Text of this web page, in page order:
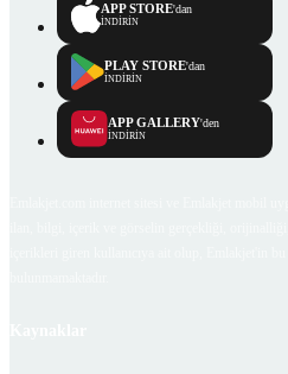
APP STORE'dan
İNDİRİN
PLAY STORE'dan
İNDİRİN
APP GALLERY'den
İNDİRİN